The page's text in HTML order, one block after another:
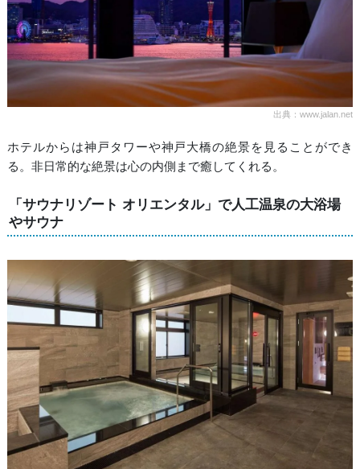
出典：www.jalan.net
ホテルからは神戸タワーや神戸大橋の絶景を見ることができ
る。非日常的な絶景は心の内側まで癒してくれる。
「サウナリゾート オリエンタル」で人工温泉の大浴場
やサウナ